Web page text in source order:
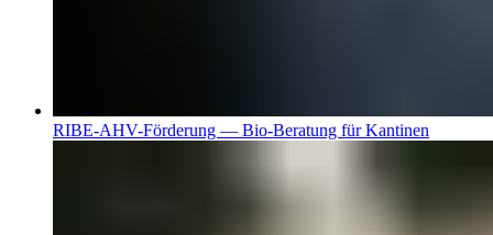
RIBE-AHV-Förderung — Bio-Beratung für Kantinen